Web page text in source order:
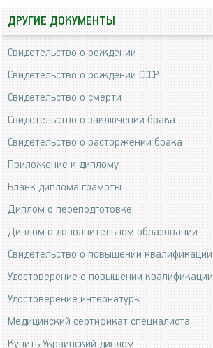
ДРУГИЕ ДОКУМЕНТЫ
Свидетельство о рождении
Свидетельство о рождении СССР
Свидетельство о смерти
Свидетельство о заключении брака
Свидетельство о расторжении брака
Приложение к диплому
Бланк диплома грамоты
Диплом о переподготовке
Диплом о дополнительном образовании
Свидетельство о повышении квалификации
Удостоверение о повышении квалификации
Удостоверение интернатуры
Медицинский сертификат специалиста
Купить Украинский диплом